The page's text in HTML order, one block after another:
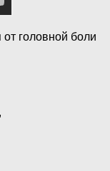
головной боли